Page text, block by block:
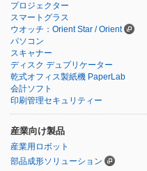
プロジェクター
スマートグラス
ウオッチ：Orient Star / Orient
パソコン
スキャナー
ディスク デュプリケーター
乾式オフィス製紙機 PaperLab
会計ソフト
印刷管理セキュリティー
産業向け製品
産業用ロボット
部品成形ソリューション